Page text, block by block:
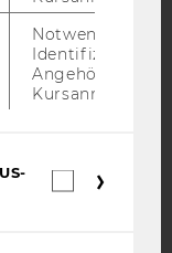
MEDIA
Notwendig zur
Identifizierung
Angehörige/r für
Kursanmeldung.